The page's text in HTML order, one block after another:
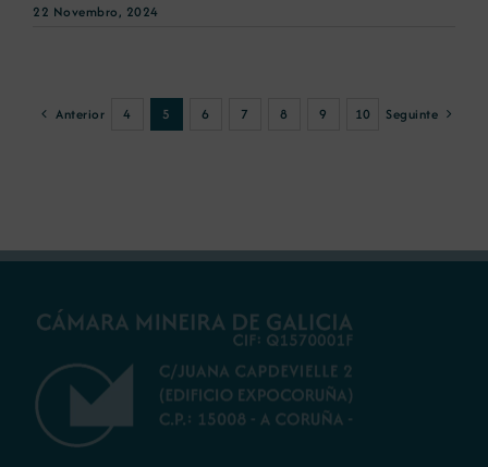
22 Novembro, 2024
Anterior 4 5 6 7 8 9 10 Seguinte